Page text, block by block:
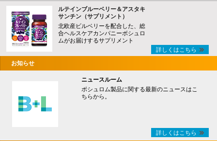
ルテインブルーベリー＆アスタキ
サンチン（サプリメント）
北欧産ビルベリーを配合した、総
合ヘルスケアカンパニーボシュロ
ムがお届けするサプリメント
詳しくはこちら
お知らせ
ニュースルーム
ボシュロム製品に関する最新のニュースはこ
ちらから。
詳しくはこちら